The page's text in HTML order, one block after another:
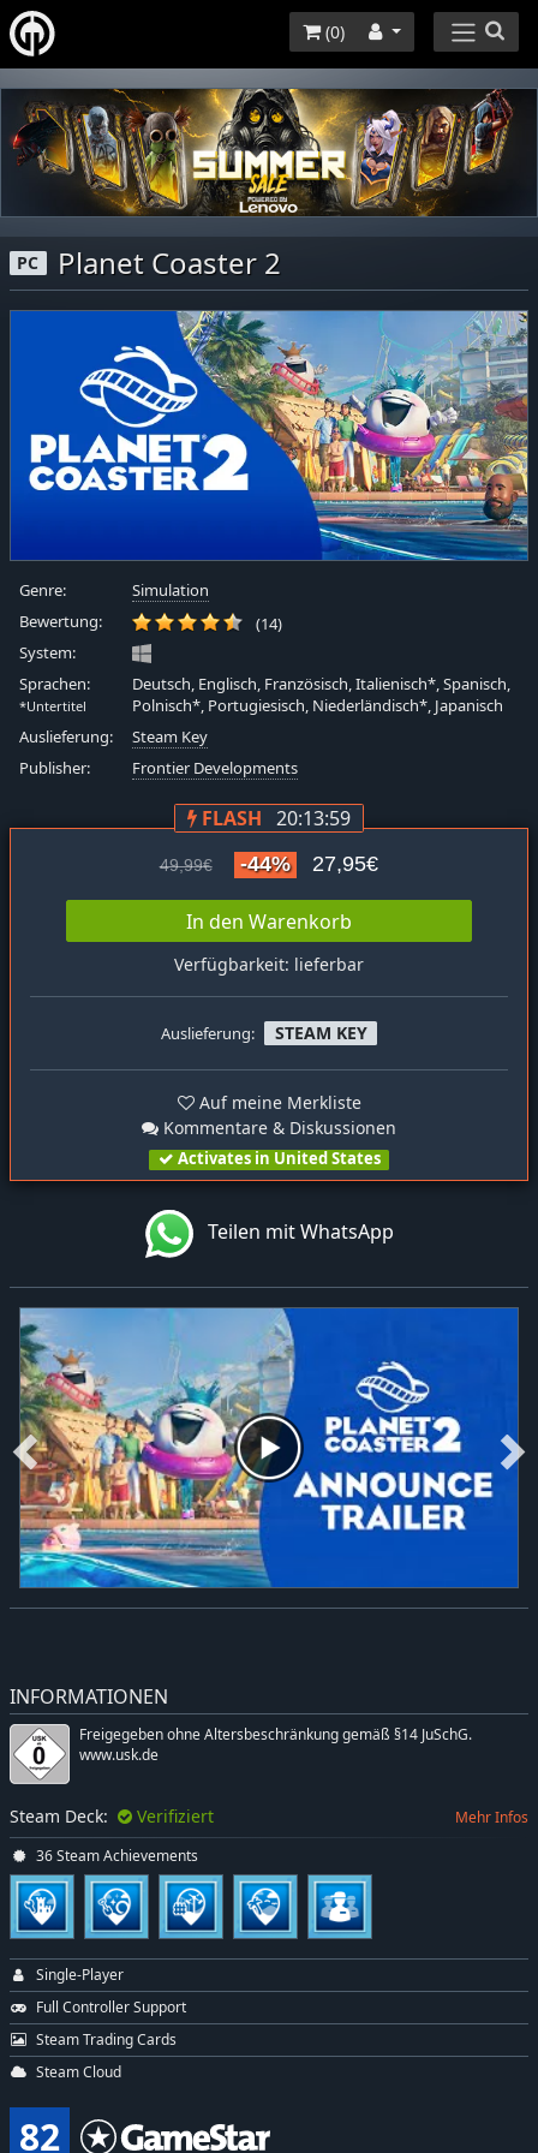
(0)
PC Planet Coaster 2
Genre:
Simulation
Bewertung:
(14)
System:
Sprachen:
*Untertitel
Deutsch, Englisch, Französisch, Italienisch*, Spanisch,
Polnisch*, Portugiesisch, Niederländisch*, Japanisch
Auslieferung:
Steam Key
Publisher:
Frontier Developments
FLASH 20:13:58
49,99€ -44% 27,95€
In den Warenkorb
Verfügbarkeit: lieferbar
Auslieferung: STEAM KEY
Auf meine Merkliste
Kommentare & Diskussionen
Activates in United States
Teilen mit WhatsApp
INFORMATIONEN
Freigegeben ohne Altersbeschränkung gemäß §14 JuSchG.
www.usk.de
Steam Deck: Verifiziert Mehr Infos
36 Steam Achievements
Single-Player
Full Controller Support
Steam Trading Cards
Steam Cloud
82